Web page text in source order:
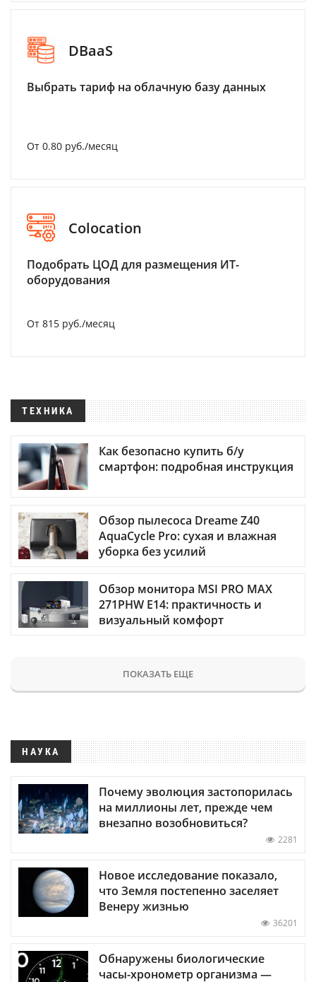
DBaaS
Выбрать тариф на облачную базу данных
От 0.80 руб./месяц
Colocation
Подобрать ЦОД для размещения ИТ-
оборудования
От 815 руб./месяц
ТЕХНИКА
Как безопасно купить б/у
смартфон: подробная инструкция
Обзор пылесоса Dreame Z40
AquaCycle Pro: сухая и влажная
уборка без усилий
Обзор монитора MSI PRO MAX
271PHW E14: практичность и
визуальный комфорт
ПОКАЗАТЬ ЕЩЕ
НАУКА
Почему эволюция застопорилась
на миллионы лет, прежде чем
внезапно возобновиться?
2281
Новое исследование показало,
что Земля постепенно заселяет
Венеру жизнью
36201
Обнаружены биологические
часы-хронометр организма —